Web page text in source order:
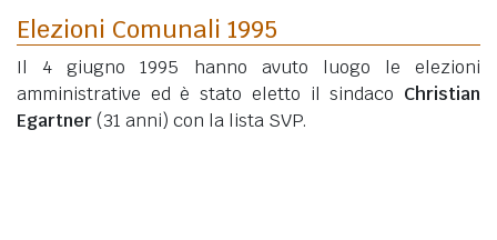
Elezioni Comunali 1995
Il 4 giugno 1995 hanno avuto luogo le elezioni
amministrative ed è stato eletto il sindaco Christian
Egartner(31 anni) con la lista SVP.